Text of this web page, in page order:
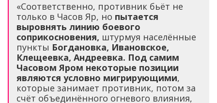
«Соответственно, противник бьёт не
только в Часов Яр, но пытается
выровнять линию боевого
соприкосновения, штурмуя населённые
пункты Богдановка, Ивановское,
Клещеевка, Андреевка. Под самим
Часовом Яром некоторые позиции
являются условно мигрирующими,
которые занимает противник, потом за
счёт объединённого огневого влияния,